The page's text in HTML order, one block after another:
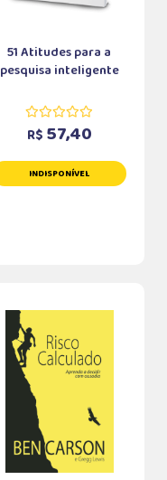
51 Atitudes para a
pesquisa inteligente
R$ 57,40
INDISPONÍVEL